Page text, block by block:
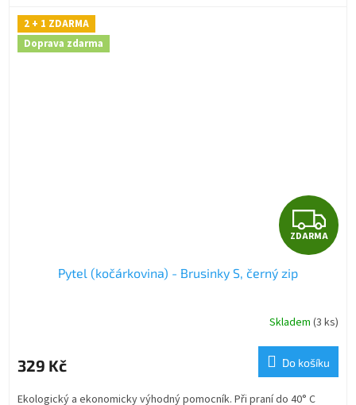
2 + 1 ZDARMA
Doprava zdarma
Z
D
R
M
A
ZDARMA
Pytel (kočárkovina) - Brusinky S, černý zip
Skladem (3 ks)
329 Kč Do košíku
Ekologický a ekonomicky výhodný pomocník. Při praní do 40° C